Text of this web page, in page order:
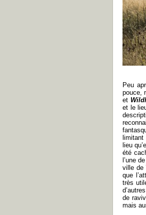
Peu
pouce,
et
et le
lieu
été
l’une
ville de
que
très
de
mais